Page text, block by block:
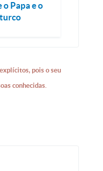
Papa e o
pois o seu
conhecidas.